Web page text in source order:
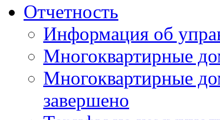
Отчетность
Информация об
Многоквартирные
Многоквартирные
завершено